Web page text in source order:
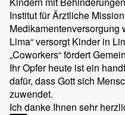
Institut für Ärztliche
Medikamentenversorgung
Lima“ versorgt Kinder in
„Coworkers“ fördert
Ihr Opfer heute ist ein
dafür, dass Gott sich
zuwendet.
Ich danke Ihnen sehr